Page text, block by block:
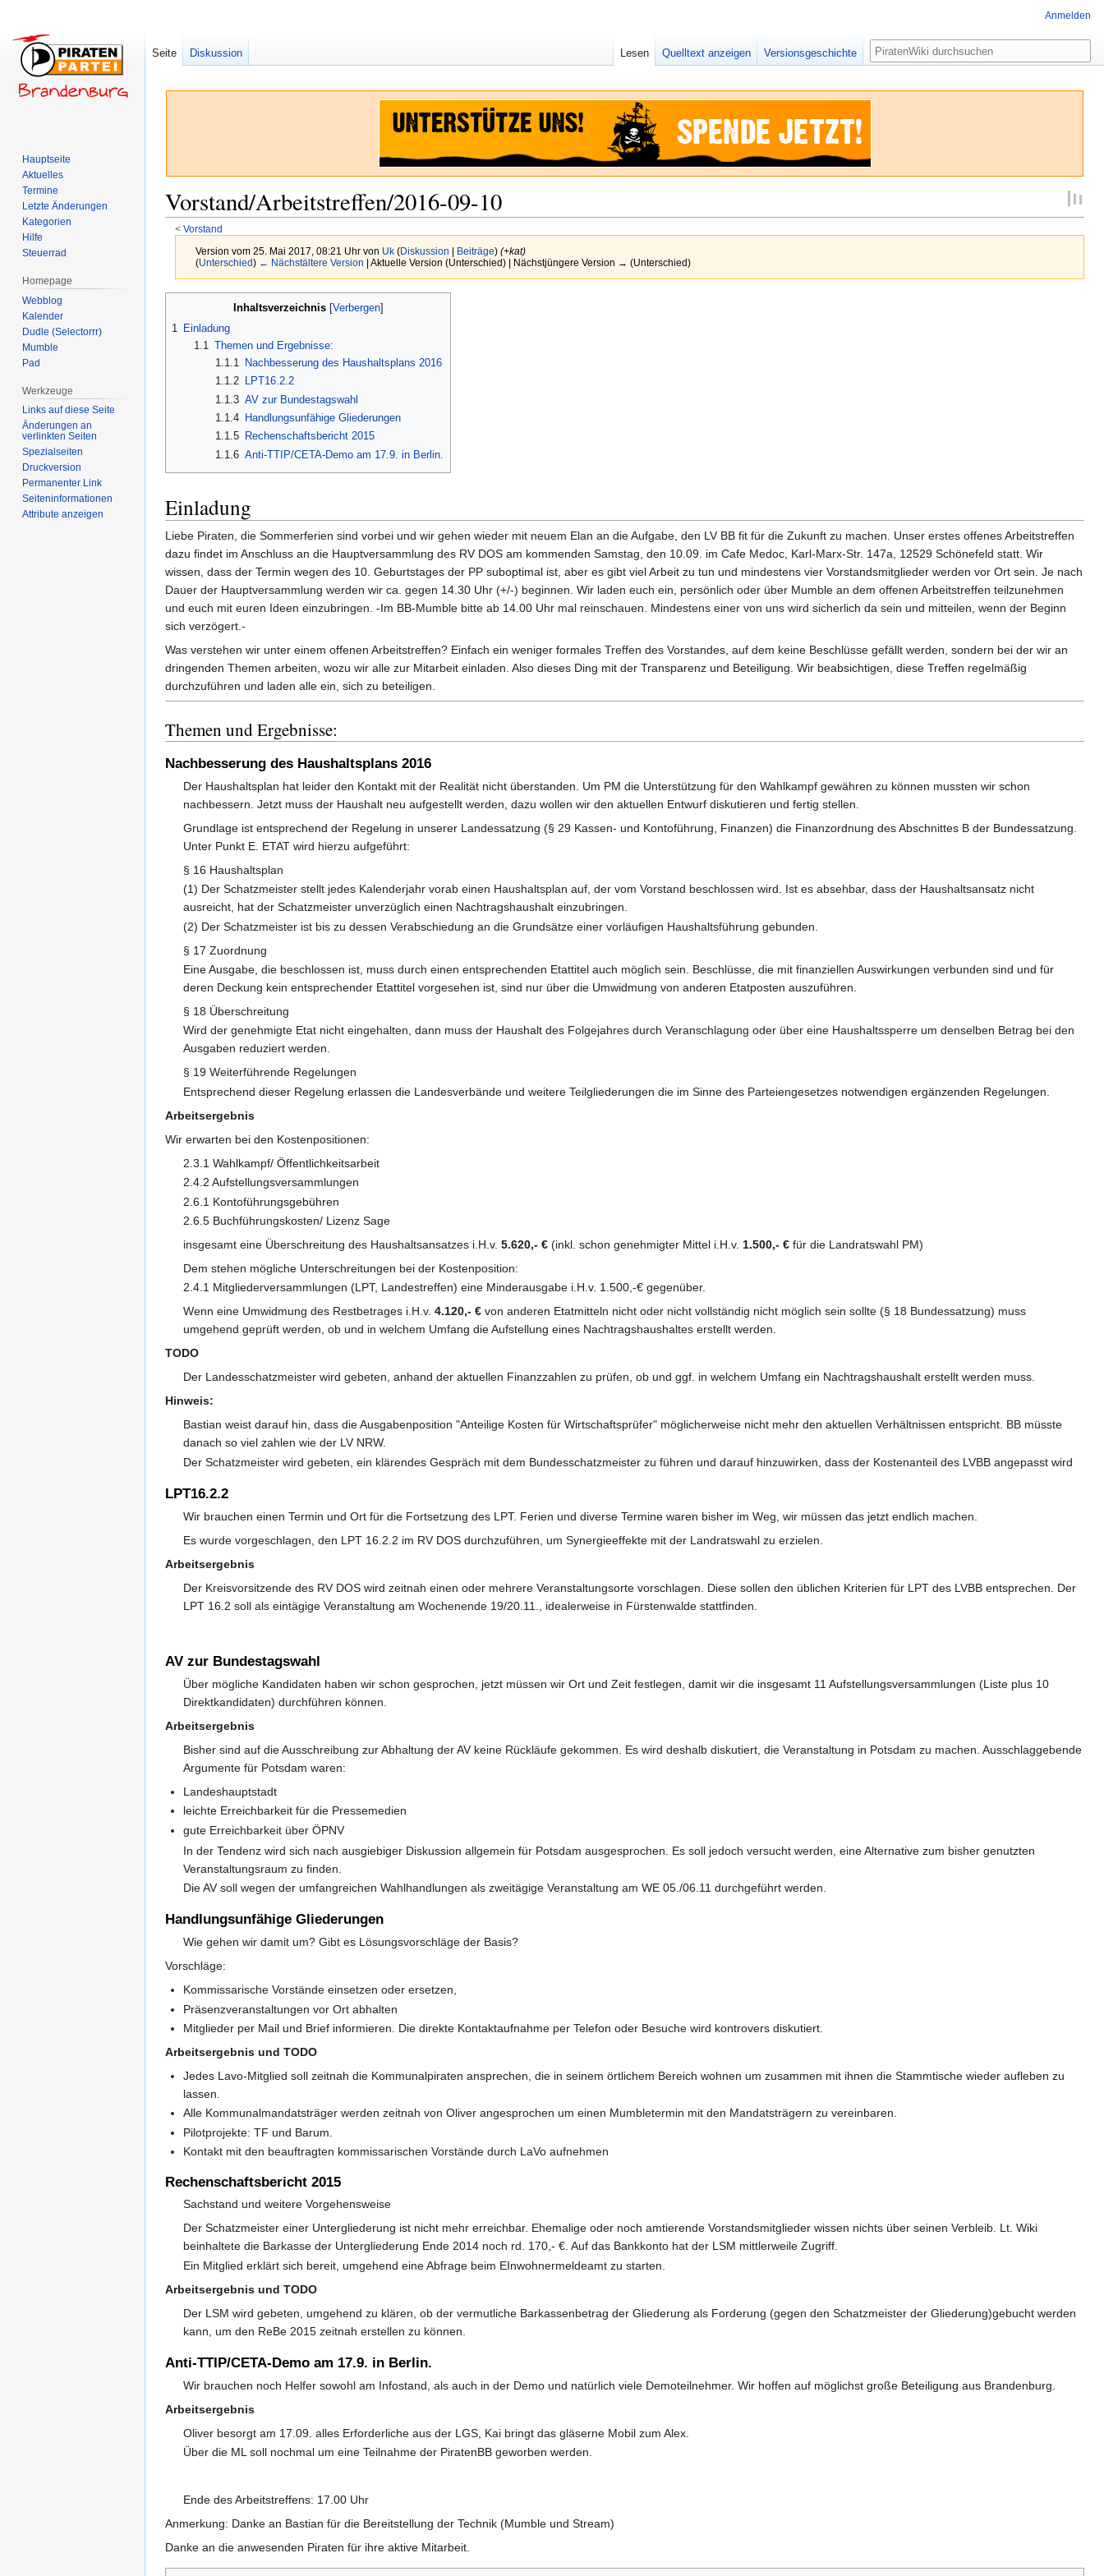
Vorstand/Arbeitstreffen/2016-09-10
< Vorstand
Version vom 25. Mai 2017, 08:21 Uhr von Uk (Diskussion | Beiträge) (+kat)
(Unterschied) ← Nächstältere Version | Aktuelle Version (Unterschied) | Nächstjüngere Version → (Unterschied)
Inhaltsverzeichnis
1 Einladung
1.1 Themen und Ergebnisse:
1.1.1 Nachbesserung des Haushaltsplans 2016
1.1.2 LPT16.2.2
1.1.3 AV zur Bundestagswahl
1.1.4 Handlungsunfähige Gliederungen
1.1.5 Rechenschaftsbericht 2015
1.1.6 Anti-TTIP/CETA-Demo am 17.9. in Berlin.
Einladung
Liebe Piraten, die Sommerferien sind vorbei und wir gehen wieder mit neuem Elan an die Aufgabe, den LV BB fit für die Zukunft zu machen. Unser erstes offenes Arbeitstreffen
dazu findet im Anschluss an die Hauptversammlung des RV DOS am kommenden Samstag, den 10.09. im Cafe Medoc, Karl-Marx-Str. 147a, 12529 Schönefeld statt. Wir
wissen, dass der Termin wegen des 10. Geburtstages der PP suboptimal ist, aber es gibt viel Arbeit zu tun und mindestens vier Vorstandsmitglieder werden vor Ort sein. Je nach
Dauer der Hauptversammlung werden wir ca. gegen 14.30 Uhr (+/-) beginnen. Wir laden euch ein, persönlich oder über Mumble an dem offenen Arbeitstreffen teilzunehmen
und euch mit euren Ideen einzubringen. -Im BB-Mumble bitte ab 14.00 Uhr mal reinschauen. Mindestens einer von uns wird sicherlich da sein und mitteilen, wenn der Beginn
sich verzögert.-
Was verstehen wir unter einem offenen Arbeitstreffen? Einfach ein weniger formales Treffen des Vorstandes, auf dem keine Beschlüsse gefällt werden, sondern bei der wir an
dringenden Themen arbeiten, wozu wir alle zur Mitarbeit einladen. Also dieses Ding mit der Transparenz und Beteiligung. Wir beabsichtigen, diese Treffen regelmäßig
durchzuführen und laden alle ein, sich zu beteiligen.
Themen und Ergebnisse:
Nachbesserung des Haushaltsplans 2016
Der Haushaltsplan hat leider den Kontakt mit der Realität nicht überstanden. Um PM die Unterstützung für den Wahlkampf gewähren zu können mussten wir schon
nachbessern. Jetzt muss der Haushalt neu aufgestellt werden, dazu wollen wir den aktuellen Entwurf diskutieren und fertig stellen.
Grundlage ist entsprechend der Regelung in unserer Landessatzung (§ 29 Kassen- und Kontoführung, Finanzen) die Finanzordnung des Abschnittes B der Bundessatzung.
Unter Punkt E. ETAT wird hierzu aufgeführt:
§ 16 Haushaltsplan
(1) Der Schatzmeister stellt jedes Kalenderjahr vorab einen Haushaltsplan auf, der vom Vorstand beschlossen wird. Ist es absehbar, dass der Haushaltsansatz nicht
ausreicht, hat der Schatzmeister unverzüglich einen Nachtragshaushalt einzubringen.
(2) Der Schatzmeister ist bis zu dessen Verabschiedung an die Grundsätze einer vorläufigen Haushaltsführung gebunden.
§ 17 Zuordnung
Eine Ausgabe, die beschlossen ist, muss durch einen entsprechenden Etattitel auch möglich sein. Beschlüsse, die mit finanziellen Auswirkungen verbunden sind und für
deren Deckung kein entsprechender Etattitel vorgesehen ist, sind nur über die Umwidmung von anderen Etatposten auszuführen.
§ 18 Überschreitung
Wird der genehmigte Etat nicht eingehalten, dann muss der Haushalt des Folgejahres durch Veranschlagung oder über eine Haushaltssperre um denselben Betrag bei den
Ausgaben reduziert werden.
§ 19 Weiterführende Regelungen
Entsprechend dieser Regelung erlassen die Landesverbände und weitere Teilgliederungen die im Sinne des Parteiengesetzes notwendigen ergänzenden Regelungen.
Arbeitsergebnis
Wir erwarten bei den Kostenpositionen:
2.3.1 Wahlkampf/ Öffentlichkeitsarbeit
2.4.2 Aufstellungsversammlungen
2.6.1 Kontoführungsgebühren
2.6.5 Buchführungskosten/ Lizenz Sage
insgesamt eine Überschreitung des Haushaltsansatzes i.H.v.5.620,- € (inkl. schon genehmigter Mittel i.H.v. 1.500,- € für die Landratswahl PM)
Dem stehen mögliche Unterschreitungen bei der Kostenposition:
2.4.1 Mitgliederversammlungen (LPT, Landestreffen) eine Minderausgabe i.H.v. 1.500,-€ gegenüber.
Wenn eine Umwidmung des Restbetrages i.H.v.4.120,- € von anderen Etatmitteln nicht oder nicht vollständig nicht möglich sein sollte (§ 18 Bundessatzung) muss
umgehend geprüft werden, ob und in welchem Umfang die Aufstellung eines Nachtragshaushaltes erstellt werden.
TODO
Der Landesschatzmeister wird gebeten, anhand der aktuellen Finanzzahlen zu prüfen, ob und ggf. in welchem Umfang ein Nachtragshaushalt erstellt werden muss.
Hinweis:
Bastian weist darauf hin, dass die Ausgabenposition "Anteilige Kosten für Wirtschaftsprüfer" möglicherweise nicht mehr den aktuellen Verhältnissen entspricht. BB müsste
danach so viel zahlen wie der LV NRW.
Der Schatzmeister wird gebeten, ein klärendes Gespräch mit dem Bundesschatzmeister zu führen und darauf hinzuwirken, dass der Kostenanteil des LVBB angepasst wird
LPT16.2.2
Wir brauchen einen Termin und Ort für die Fortsetzung des LPT. Ferien und diverse Termine waren bisher im Weg, wir müssen das jetzt endlich machen.
Es wurde vorgeschlagen, den LPT 16.2.2 im RV DOS durchzuführen, um Synergieeffekte mit der Landratswahl zu erzielen.
Arbeitsergebnis
Der Kreisvorsitzende des RV DOS wird zeitnah einen oder mehrere Veranstaltungsorte vorschlagen. Diese sollen den üblichen Kriterien für LPT des LVBB entsprechen. Der
LPT 16.2 soll als eintägige Veranstaltung am Wochenende 19/20.11., idealerweise in Fürstenwalde stattfinden.
AV zur Bundestagswahl
Über mögliche Kandidaten haben wir schon gesprochen, jetzt müssen wir Ort und Zeit festlegen, damit wir die insgesamt 11 Aufstellungsversammlungen (Liste plus 10
Direktkandidaten) durchführen können.
Arbeitsergebnis
Bisher sind auf die Ausschreibung zur Abhaltung der AV keine Rückläufe gekommen. Es wird deshalb diskutiert, die Veranstaltung in Potsdam zu machen. Ausschlaggebende
Argumente für Potsdam waren:
Landeshauptstadt
leichte Erreichbarkeit für die Pressemedien
gute Erreichbarkeit über ÖPNV
In der Tendenz wird sich nach ausgiebiger Diskussion allgemein für Potsdam ausgesprochen. Es soll jedoch versucht werden, eine Alternative zum bisher genutzten
Veranstaltungsraum zu finden.
Die AV soll wegen der umfangreichen Wahlhandlungen als zweitägige Veranstaltung am WE 05./06.11 durchgeführt werden.
Handlungsunfähige Gliederungen
Wie gehen wir damit um? Gibt es Lösungsvorschläge der Basis?
Vorschläge:
Kommissarische Vorstände einsetzen oder ersetzen,
Präsenzveranstaltungen vor Ort abhalten
Mitglieder per Mail und Brief informieren. Die direkte Kontaktaufnahme per Telefon oder Besuche wird kontrovers diskutiert.
Arbeitsergebnis und TODO
Jedes Lavo-Mitglied soll zeitnah die Kommunalpiraten ansprechen, die in seinem örtlichem Bereich wohnen um zusammen mit ihnen die Stammtische wieder aufleben zu
lassen.
Alle Kommunalmandatsträger werden zeitnah von Oliver angesprochen um einen Mumbletermin mit den Mandatsträgern zu vereinbaren.
Pilotprojekte: TF und Barum.
Kontakt mit den beauftragten kommissarischen Vorstände durch LaVo aufnehmen
Rechenschaftsbericht 2015
Sachstand und weitere Vorgehensweise
Der Schatzmeister einer Untergliederung ist nicht mehr erreichbar. Ehemalige oder noch amtierende Vorstandsmitglieder wissen nichts über seinen Verbleib. Lt. Wiki
beinhaltete die Barkasse der Untergliederung Ende 2014 noch rd. 170,- €. Auf das Bankkonto hat der LSM mittlerweile Zugriff.
Ein Mitglied erklärt sich bereit, umgehend eine Abfrage beim EInwohnermeldeamt zu starten.
Arbeitsergebnis und TODO
Der LSM wird gebeten, umgehend zu klären, ob der vermutliche Barkassenbetrag der Gliederung als Forderung (gegen den Schatzmeister der Gliederung)gebucht werden
kann, um den ReBe 2015 zeitnah erstellen zu können.
Anti-TTIP/CETA-Demo am 17.9. in Berlin.
Wir brauchen noch Helfer sowohl am Infostand, als auch in der Demo und natürlich viele Demoteilnehmer. Wir hoffen auf möglichst große Beteiligung aus Brandenburg.
Arbeitsergebnis
Oliver besorgt am 17.09. alles Erforderliche aus der LGS, Kai bringt das gläserne Mobil zum Alex.
Über die ML soll nochmal um eine Teilnahme der PiratenBB geworben werden.
Ende des Arbeitstreffens: 17.00 Uhr
Anmerkung: Danke an Bastian für die Bereitstellung der Technik (Mumble und Stream)
Danke an die anwesenden Piraten für ihre aktive Mitarbeit.
Anmelden
Seite Diskussion Lesen Quelltext anzeigen Versionsgeschichte Suche
Hauptseite
Aktuelles
Termine
Letzte Änderungen
Kategorien
Hilfe
Steuerrad
Homepage
Webblog
Kalender
Dudle (Selectorrr)
Mumble
Pad
Werkzeuge
Links auf diese Seite
Änderungen an
verlinkten Seiten
Spezialseiten
Druckversion
Permanenter Link
Seiten­­informationen
Attribute anzeigen